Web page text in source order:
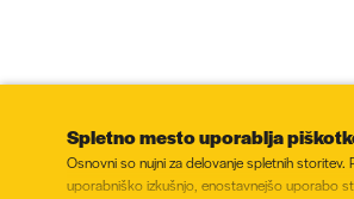
Spletno mesto uporablja
Osnovni so nujni za delovanje spletnih
uporabniško izkušnjo, enostavnejšo uporabo